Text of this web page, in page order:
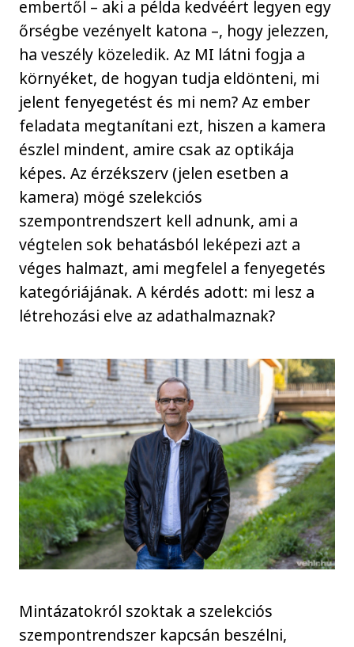
embertől – aki a példa kedvéért legyen egy
őrségbe vezényelt katona –, hogy jelezzen,
ha veszély közeledik. Az MI látni fogja a
környéket, de hogyan tudja eldönteni, mi
jelent fenyegetést és mi nem? Az ember
feladata megtanítani ezt, hiszen a kamera
észlel mindent, amire csak az optikája
képes. Az érzékszerv (jelen esetben a
kamera) mögé szelekciós
szempontrendszert kell adnunk, ami a
végtelen sok behatásból leképezi azt a
véges halmazt, ami megfelel a fenyegetés
kategóriájának. A kérdés adott: mi lesz a
létrehozási elve az adathalmaznak?
Mintázatokról szoktak a szelekciós
szempontrendszer kapcsán beszélni,